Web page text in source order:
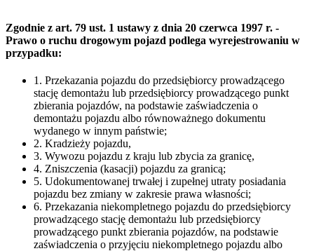
Zgodnie z art. 79 ust. 1 ustawy z dnia 20 czerwca 1997 r. -
Prawo o ruchu drogowym pojazd podlega wyrejestrowaniu w
przypadku:
1. Przekazania pojazdu do przedsiębiorcy prowadzącego
stację demontażu lub przedsiębiorcy prowadzącego punkt
zbierania pojazdów, na podstawie zaświadczenia o
demontażu pojazdu albo równoważnego dokumentu
wydanego w innym państwie;
2. Kradzieży pojazdu,
3. Wywozu pojazdu z kraju lub zbycia za granicę,
4. Zniszczenia (kasacji) pojazdu za granicą;
5. Udokumentowanej trwałej i zupełnej utraty posiadania
pojazdu bez zmiany w zakresie prawa własności;
6. Przekazania niekompletnego pojazdu do przedsiębiorcy
prowadzącego stację demontażu lub przedsiębiorcy
prowadzącego punkt zbierania pojazdów, na podstawie
zaświadczenia o przyjęciu niekompletnego pojazdu albo